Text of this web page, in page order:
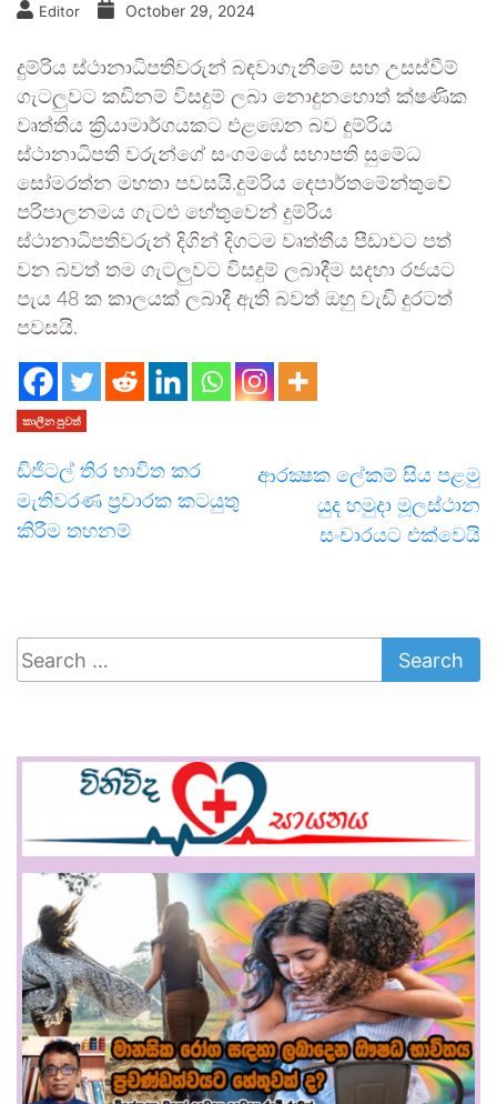
Editor October 29, 2024
දුම්රිය ස්ථානාධිපතිවරුන් බඳවාගැනීමේ සහ උසස්වීම්
ගැටලුවට කඩිනම් විසදුම් ලබා නොදුනහොත් ක්ෂණික
වෘත්තීය ක්‍රියාමාර්ගයකට එළඹෙන බව දුම්රිය
ස්ථානාධිපති වරුන්ගේ සංගමයේ සභාපති සුමේධ
සෝමරත්න මහතා පවසයි.දුම්රිය දෙපාර්තමේන්තුවේ
පරිපාලනමය ගැටළු හේතුවෙන් දුම්රිය
ස්ථානාධිපතිවරුන් දිගින් දිගටම වෘත්තීය පීඩාවට පත්
වන බවත් තම ගැටලුවට විසදුම් ලබාදීම සදහා රජයට
පැය 48 ක කාලයක් ලබාදී ඇති බවත් ඔහු වැඩි දුරටත්
පවසයි.
කාලීන පුවත්
ඩිජිටල් තිර භාවිත කර
මැතිවරණ ප්‍රචාරක කටයුතු
කිරීම තහනම්
ආරක්‍ෂක ලේකම් සිය පළමු
යුද හමුදා මූලස්ථාන
සංචාරයට එක්වෙයි